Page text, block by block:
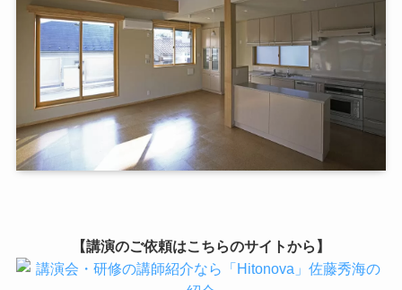
【講演のご依頼はこちらのサイトから】